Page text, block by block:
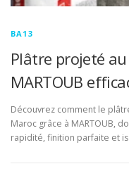
BA13
Plâtre projeté
MARTOUB
Découvrez comment le
Maroc grâce à MARTOUB,
rapidité, finition parfaite et